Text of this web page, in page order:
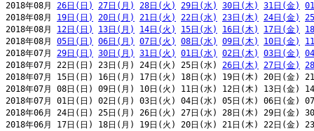
2018年08月 26日(日) 27日(月) 28日(火) 29日(水) 30日(木) 31日(金)
2018年08月 19日(日) 20日(月) 21日(火) 22日(水) 23日(木) 24日(金)
2018年08月 12日(日) 13日(月) 14日(火) 15日(水) 16日(木) 17日(金)
2018年08月 05日(日) 06日(月) 07日(火) 08日(水) 09日(木) 10日(金)
2018年07月 29日(日) 30日(月) 31日(火) 01日(水) 02日(木) 03日(金)
2018年07月 22日(日) 23日(月) 24日(火) 25日(水) 26日(木) 27日(金)
2018年07月 15日(日) 16日(月) 17日(火) 18日(水) 19日(木) 20日(金)
2018年07月 08日(日) 09日(月) 10日(火) 11日(水) 12日(木) 13日(金)
2018年07月 01日(日) 02日(月) 03日(火) 04日(水) 05日(木) 06日(金)
2018年06月 24日(日) 25日(月) 26日(火) 27日(水) 28日(木) 29日(金)
2018年06月 17日(日) 18日(月) 19日(火) 20日(水) 21日(木) 22日(金)